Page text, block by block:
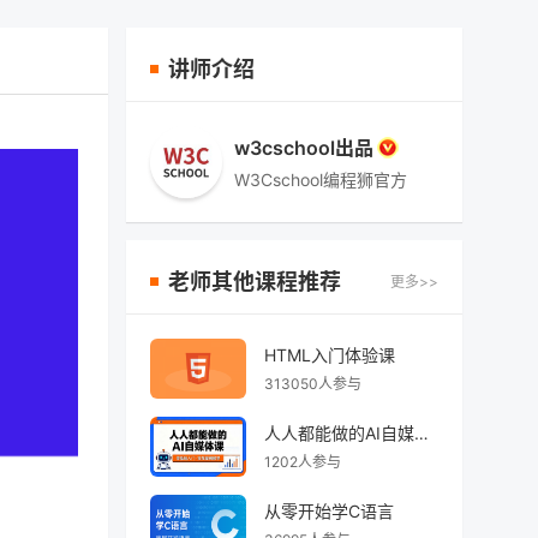
讲师介绍
w3cschool出品
W3Cschool编程狮官方
老师其他课程推荐 更多>>
HTML入门体验课
313050人参与
人人都能做的AI自媒体课
1202人参与
从零开始学C语言